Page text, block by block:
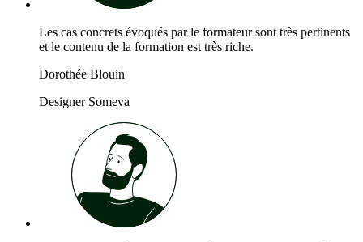
Les cas concrets évoqués par le formateur sont très pertinents
et le contenu de la formation est très riche.
Dorothée Blouin
Designer Someva